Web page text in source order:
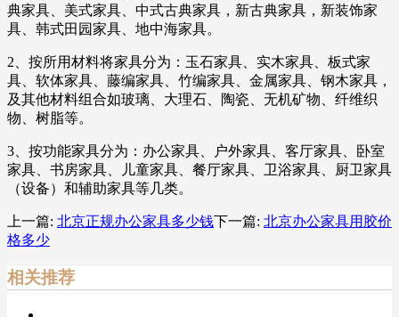
典家具、美式家具、中式古典家具，新古典家具，新装饰家
具、韩式田园家具、地中海家具。
2、按所用材料将家具分为：玉石家具、实木家具、板式家
具、软体家具、藤编家具、竹编家具、金属家具、钢木家具，
及其他材料组合如玻璃、大理石、陶瓷、无机矿物、纤维织
物、树脂等。
3、按功能家具分为：办公家具、户外家具、客厅家具、卧室
家具、书房家具、儿童家具、餐厅家具、卫浴家具、厨卫家具
（设备）和辅助家具等几类。
上一篇: 北京正规办公家具多少钱下一篇: 北京办公家具用胶价
格多少
相关推荐